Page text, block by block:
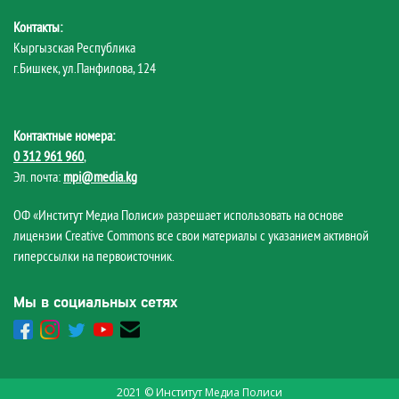
Контакты:
Кыргызская Республика
г.Бишкек, ул.Панфилова, 124
Контактные номера:
0 312 961 960,
Эл. почта: mpi@media.kg
ОФ «Институт Медиа Полиси» разрешает использовать на основе
лицензии Creative Commons все свои материалы с указанием активной
гиперссылки на первоисточник.
Мы в социальных сетях
2021 © Институт Медиа Полиси